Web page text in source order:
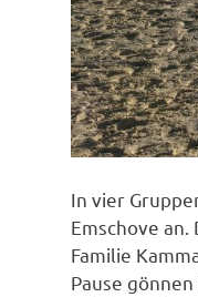
In vier
Emschove
Familie
Pause